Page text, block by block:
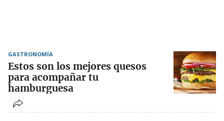
GASTRONOMÍA
Estos son los mejores quesos
para acompañar tu
hamburguesa